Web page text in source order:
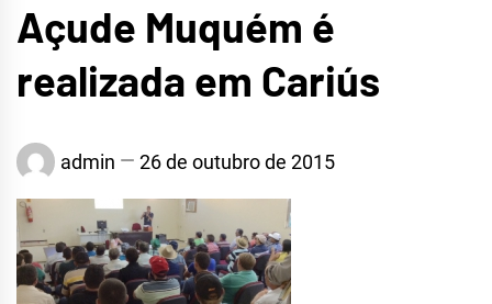
Açude Muquém é
realizada em Cariús
admin 26 de outubro de 2015